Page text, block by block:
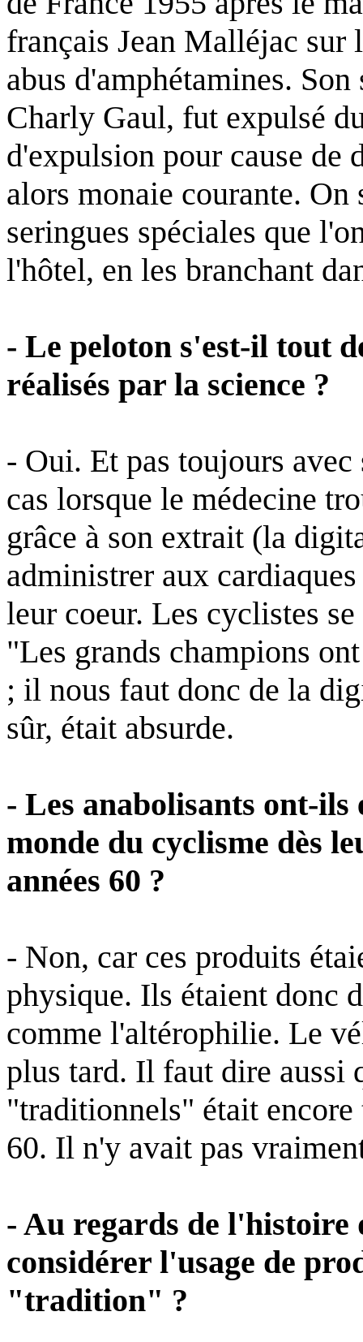
français Jean Malléjac sur
abus d'amphétamines.
Charly Gaul, fut expulsé
d'expulsion pour cause de
alors monaie courante. On
seringues spéciales que
l'hôtel, en les branchant
- Le peloton s'est-il tout
réalisés par la science ?
- Oui. Et pas toujours
cas lorsque le médecine
grâce à son extrait (la
administrer aux
leur coeur. Les cyclistes
"Les grands champions
; il nous faut donc de la
sûr, était absurde.
- Les anabolisants ont-ils
monde du cyclisme dès
années 60 ?
- Non, car ces produits
physique. Ils étaient donc
comme l'altérophilie. Le
plus tard. Il faut dire aussi
"traditionnels" était encore
60. Il n'y avait pas
- Au regards de l'histoire
considérer l'usage de
"tradition" ?